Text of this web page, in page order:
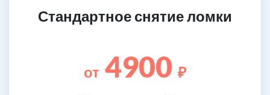
Стандартное снятие ломки
от 4900 ₽